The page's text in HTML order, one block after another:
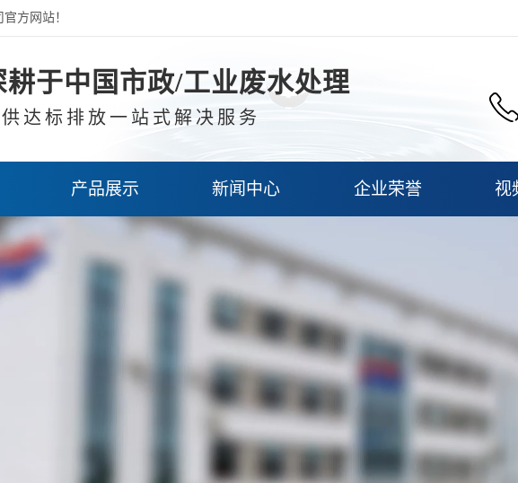
方网站！
耕于中国市政/工业废水处理
达标排放一站式解决服务
产品展示 新闻中心 企业荣誉 视